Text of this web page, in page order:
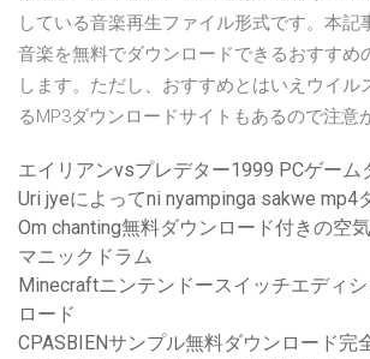
している音楽再生ファイル形式です。本記
音楽を無料でダウンロードできるおすすめ
します。ただし、おすすめとはいえウイル
るMP3ダウンロードサイトもあるので注意
エイリアンvsプレデター1999 PCゲーム
Uri jyeによってni nyampinga sakwe mp4
Om chanting無料ダウンロード付きの空
マニックドラム
Minecraftニンテンドースイッチエディ
ロード
CPASBIENサンプル無料ダウンロード完